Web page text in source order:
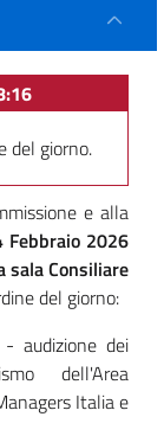
del giorno.
e alla
Febbraio 2026
sala Consiliare
del giorno:
audizione dei
dell'Area
Italia e